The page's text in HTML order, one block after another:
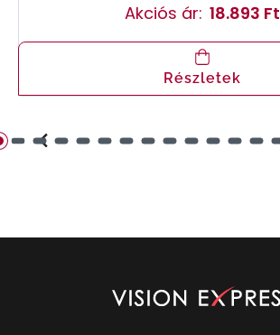
Akciós ár: 18.893 Ft
Részletek